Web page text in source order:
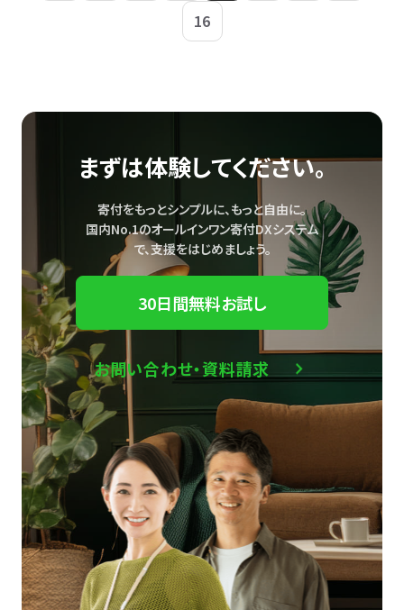
16
まずは体験してください。
寄付をもっとシンプルに、もっと自由に。
国内No.1のオールインワン寄付DXシステム
で、支援をはじめましょう。
30日間無料お試し
お問い合わせ・資料請求